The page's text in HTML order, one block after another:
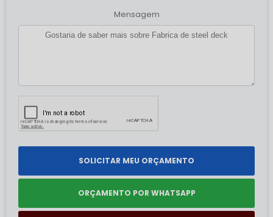
Mensagem
SOLICITAR MEU ORÇAMENTO
ORÇAMENTO POR WHATSAPP